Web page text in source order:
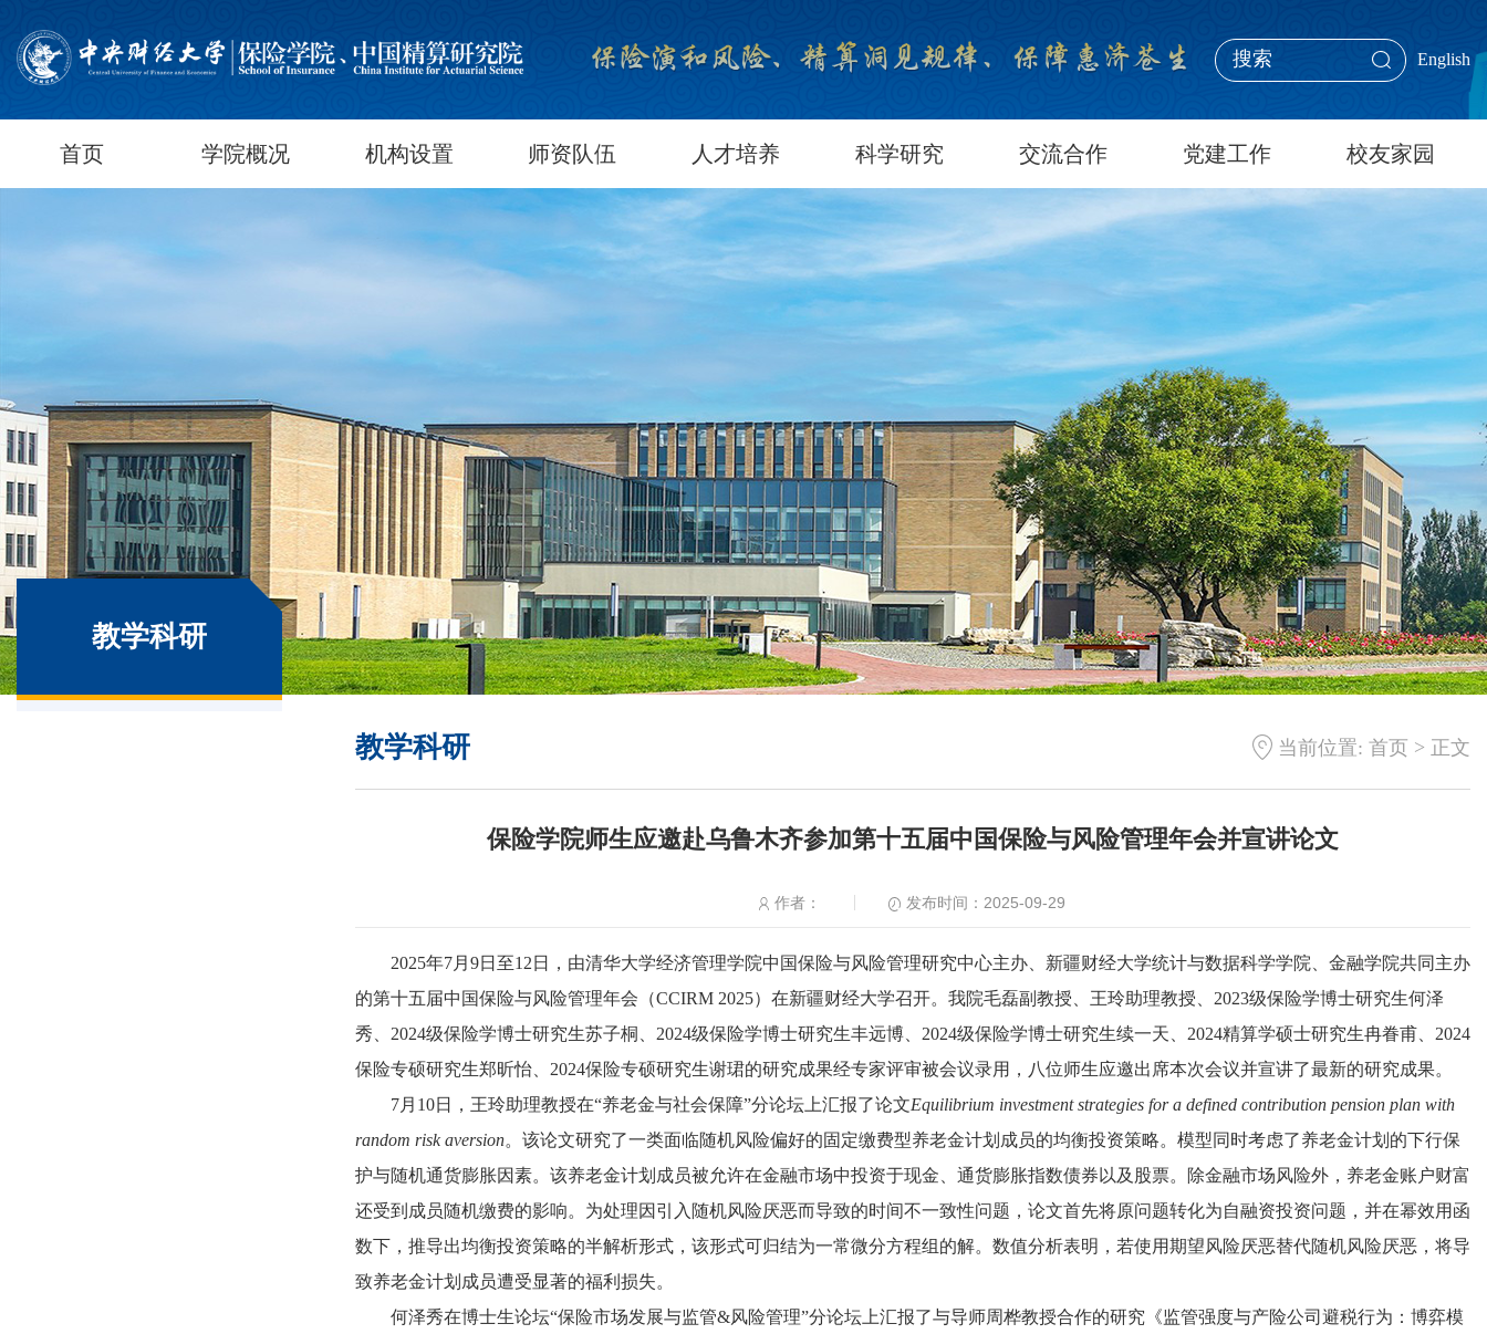
English
首页 学院概况 机构设置 师资队伍 人才培养 科学研究 交流合作 党建工作 校友家园
教学科研
教学科研 当前位置: 首页 > 正文
保险学院师生应邀赴乌鲁木齐参加第十五届中国保险与风险管理年会并宣讲论文
作者： 发布时间：2025-09-29
2025年7月9日至12日，由清华大学经济管理学院中国保险与风险管理研究中心主办、新疆财经大学统计与数据科学学院、金融学院共同主办
的第十五届中国保险与风险管理年会（CCIRM 2025）在新疆财经大学召开。我院毛磊副教授、王玲助理教授、2023级保险学博士研究生何泽
秀、2024级保险学博士研究生苏子桐、2024级保险学博士研究生丰远博、2024级保险学博士研究生续一天、2024精算学硕士研究生冉眷甫、2024
保险专硕研究生郑昕怡、2024保险专硕研究生谢珺的研究成果经专家评审被会议录用，八位师生应邀出席本次会议并宣讲了最新的研究成果。
7月10日，王玲助理教授在“养老金与社会保障”分论坛上汇报了论文Equilibrium investment strategies for a defined contribution pension plan with
random risk aversion。该论文研究了一类面临随机风险偏好的固定缴费型养老金计划成员的均衡投资策略。模型同时考虑了养老金计划的下行保
护与随机通货膨胀因素。该养老金计划成员被允许在金融市场中投资于现金、通货膨胀指数债券以及股票。除金融市场风险外，养老金账户财富
还受到成员随机缴费的影响。为处理因引入随机风险厌恶而导致的时间不一致性问题，论文首先将原问题转化为自融资投资问题，并在幂效用函
数下，推导出均衡投资策略的半解析形式，该形式可归结为一常微分方程组的解。数值分析表明，若使用期望风险厌恶替代随机风险厌恶，将导
致养老金计划成员遭受显著的福利损失。
何泽秀在博士生论坛“保险市场发展与监管&风险管理”分论坛上汇报了与导师周桦教授合作的研究《监管强度与产险公司避税行为：博弈模